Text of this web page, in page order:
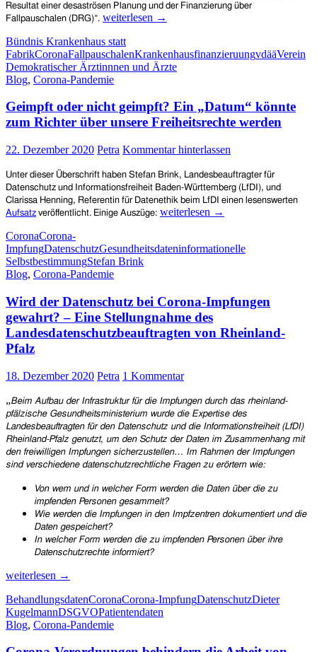
Resultat einer desaströsen Planung und der Finanzierung über
Fallpauschalen (DRG)“. Verein
Ärztinnnen
und
Ärzte
(vdää)
aktuellen
Situation
in
den
Krankenhäusern
in
der
Corona-
Pandemie
weiterlesen →
Bündnis Krankenhaus statt
FabrikCoronaFallpauschalenKrankenhausfinanzieruungvdääVerein
Demokratischer Ärztinnnen und Ärzte
Blog, Corona-Pandemie
Geimpft oder nicht geimpft? Ein „Datum“ könnte
zum Richter über unsere Freiheitsrechte werden
22. Dezember 2020 Petra Kommentar hinterlassen
Unter dieser Überschrift haben Stefan Brink, Landesbeauftragter für
Datenschutz und Informationsfreiheit Baden-Württemberg (LfDI), und
Clarissa Henning, Referentin für Datenethik beim LfDI einen lesenswerten
Aufsatz veröffentlicht. Einige Auszüge: Geimpft
geimpft?
zum
Richter
über
unsere
weiterlesen →
CoronaCorona-
ImpfungDatenschutzGesundheitsdateninformationelle
SelbstbestimmungStefan Brink
Blog, Corona-Pandemie
Wird der Datenschutz bei Corona-Impfungen
gewahrt? – Eine Stellungnahme des
Landesdatenschutzbeauftragten von Rheinland-
Pfalz
18. Dezember 2020 Petra 1 Kommentar
„Beim Aufbau der Infrastruktur für die Impfungen durch das rheinland-
pfälzische Gesundheitsministerium wurde die Expertise des
Landesbeauftragten für den Datenschutz und die Informationsfreiheit (LfDI)
Rheinland-Pfalz genutzt, um den Schutz der Daten im Zusammenhang mit
den freiwilligen Impfungen sicherzustellen… Im Rahmen der Impfungen
sind verschiedene datenschutzrechtliche Fragen zu erörtern wie:
Von wem und in welcher Form werden die Daten über die zu
impfenden Personen gesammelt?
Wie werden die Impfungen in den Impfzentren dokumentiert und die
Daten gespeichert?
In welcher Form werden die zu impfenden Personen über ihre
Datenschutzrechte informiert?
Wird
Datenschutz
bei
Corona-
weiterlesen →
BehandlungsdatenCoronaCorona-ImpfungDatenschutzDieter
KugelmannDSGVOPatientendaten
Blog, Corona-Pandemie